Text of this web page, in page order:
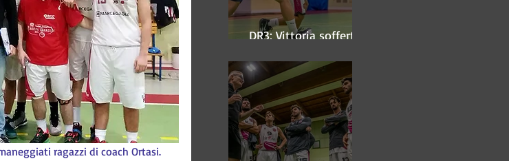
ragazzi di coach Ortasi.
DR3: Vittoria sofferta a